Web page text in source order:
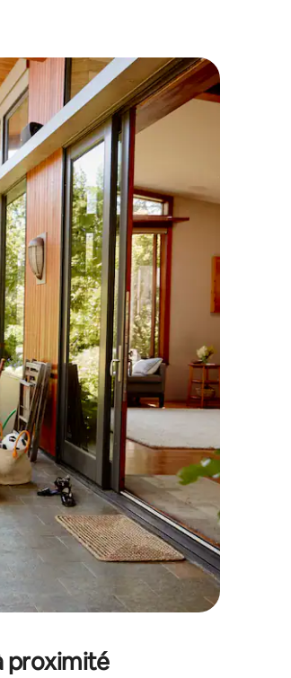
ou en appuyant dessus et en les faisant glisser.
proximité